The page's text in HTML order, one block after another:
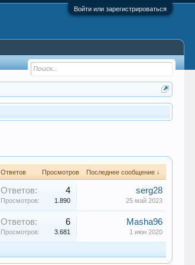
Войти или зарегистрироваться
Ответов Просмотров Последнее сообщение ↓
Ответов: 4
Просмотров: 1.890
serg28
25 май 2023
Ответов: 6
Просмотров: 3.681
Masha96
1 июн 2020